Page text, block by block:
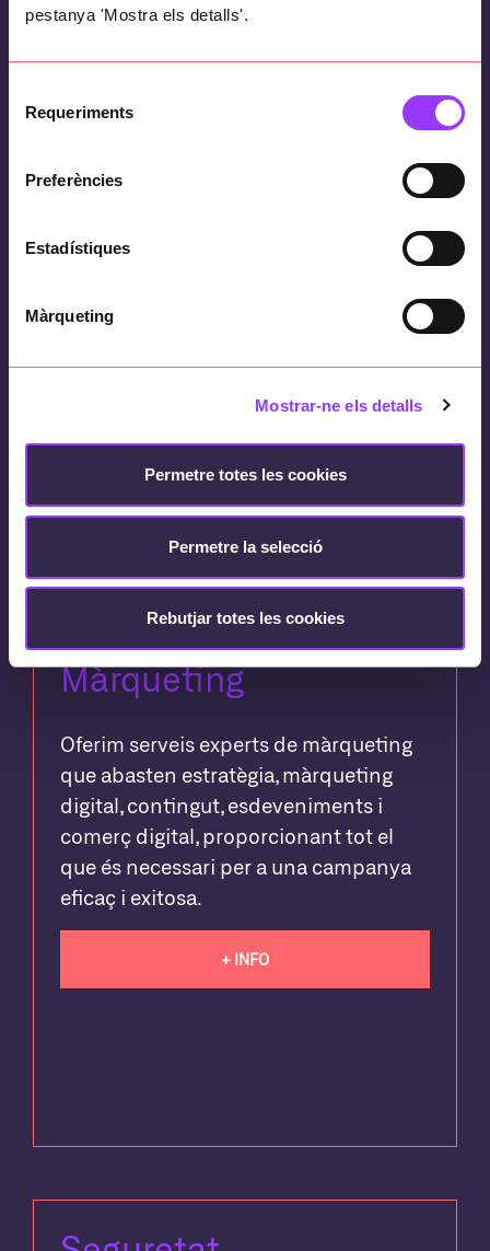
pestanya 'Mostra els detalls'.
Requeriments
Preferències
Estadístiques
Màrqueting
Mostrar-ne els detalls
Permetre totes les cookies
Permetre la selecció
Rebutjar totes les cookies
Manteniment
Garantim que qualsevol aplicació sigui
fiable, segura i eficient, adaptant-la a
noves necessitats i actualitzant-la
implantada.
Màrqueting
Oferim serveis experts de màrqueting
que abasten estratègia, màrqueting
digital, contingut, esdeveniments i
comerç digital, proporcionant tot el
que és necessari per a una campanya
eficaç i exitosa.
+ INFO